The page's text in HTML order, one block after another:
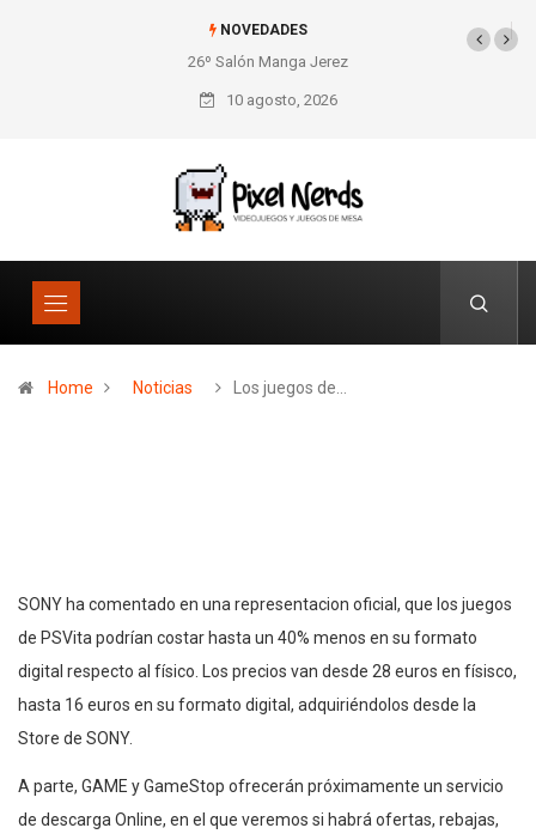
NOVEDADES
26º Salón Manga Jerez SNES Pixel Book para
los amantes de lo retro
10 agosto, 2026
Home Noticias Los juegos de…
SONY ha comentado en una representacion oficial, que los juegos
de PSVita podrían costar hasta un 40% menos en su formato
digital respecto al físico. Los precios van desde 28 euros en físisco,
hasta 16 euros en su formato digital, adquiriéndolos desde la
Store de SONY.
A parte, GAME y GameStop ofrecerán próximamente un servicio
de descarga Online, en el que veremos si habrá ofertas, rebajas,